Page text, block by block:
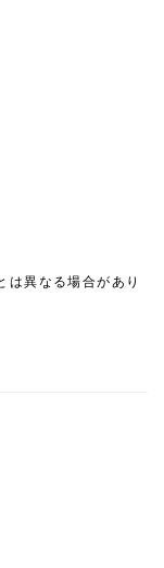
は異なる場合があり